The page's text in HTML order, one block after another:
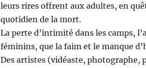
leurs rires offrent aux adultes, en
quotidien de la mort.
La perte d’intimité dans les camps,
féminins, que la faim et le manque
Des artistes (vidéaste,